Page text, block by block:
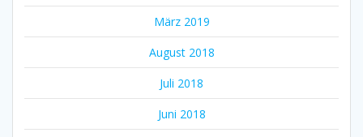
März 2019
August 2018
Juli 2018
Juni 2018